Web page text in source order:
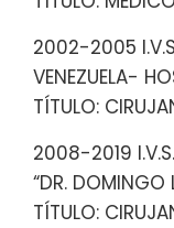
2002-2005
VENEZUELA-
TÍTULO:
2008-2019
“DR. DOMINGO
TÍTULO: